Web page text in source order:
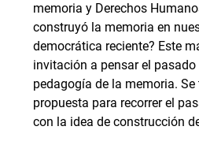
memoria y Derechos
construyó la memoria en
democrática reciente? Este
invitación a pensar el pasado
pedagogía de la memoria. Se
propuesta para recorrer el
con la idea de construcción